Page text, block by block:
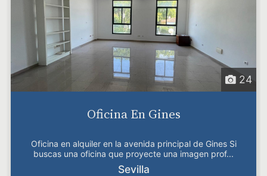
24
Oficina En Gines
Oficina en alquiler en la avenida principal de Gines Si
buscas una oficina que proyecte una imagen prof...
Sevilla